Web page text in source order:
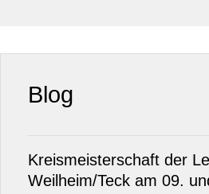
Blog
Kreismeisterschaft der
Weilheim/Teck am 09.